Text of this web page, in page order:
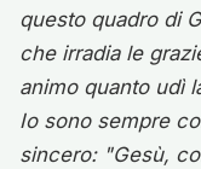
questo quadro di
che irradia le
animo quanto udì
Io sono sempre
sincero: "Gesù,